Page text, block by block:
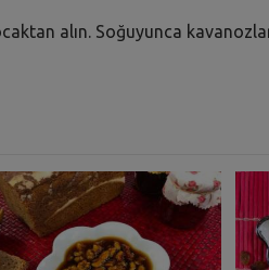
alın. Soğuyunca